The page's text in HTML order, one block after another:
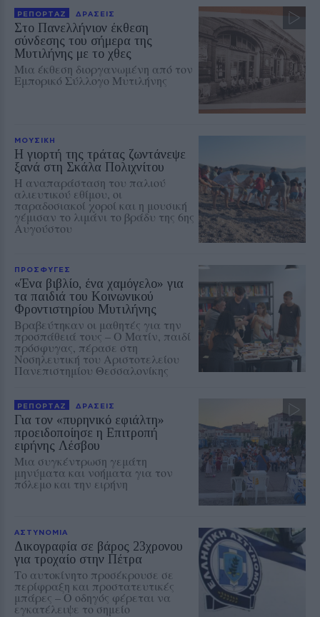
ΡΕΠΟΡΤΑΖ ΔΡΑΣΕΙΣ
Στο Πανελλήνιον έκθεση
σύνδεσης του σήμερα της
Μυτιλήνης με το χθες
Μια έκθεση διοργανωμένη από τον
Εμπορικό Σύλλογο Μυτιλήνης
ΜΟΥΣΙΚΗ
Η γιορτή της τράτας ζωντάνεψε
ξανά στη Σκάλα Πολιχνίτου
Η αναπαράσταση του παλιού
αλιευτικού εθίμου, οι
παραδοσιακοί χοροί και η μουσική
γέμισαν το λιμάνι το βράδυ της 6ης
Αυγούστου
ΠΡΟΣΦΥΓΕΣ
«Ένα βιβλίο, ένα χαμόγελο» για
τα παιδιά του Κοινωνικού
Φροντιστηρίου Μυτιλήνης
Βραβεύτηκαν οι μαθητές για την
προσπάθειά τους – Ο Ματίν, παιδί
πρόσφυγας, πέρασε στη
Νοσηλευτική του Αριστοτελείου
Πανεπιστημίου Θεσσαλονίκης
ΡΕΠΟΡΤΑΖ ΔΡΑΣΕΙΣ
Για τον «πυρηνικό εφιάλτη»
προειδοποίησε η Επιτροπή
ειρήνης Λέσβου
Μια συγκέντρωση γεμάτη
μηνύματα και νοήματα για τον
πόλεμο και την ειρήνη
ΑΣΤΥΝΟΜΙΑ
Δικογραφία σε βάρος 23χρονου
για τροχαίο στην Πέτρα
Το αυτοκίνητο προσέκρουσε σε
περίφραξη και προστατευτικές
μπάρες – Ο οδηγός φέρεται να
εγκατέλειψε το σημείο